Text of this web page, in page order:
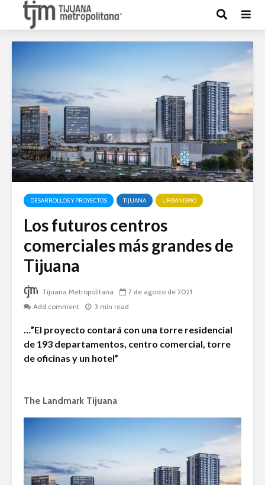
DESARROLLOS Y PROYECTOS TIJUANA URBANISMO
Los futuros centros
comerciales más grandes de
Tijuana
Tijuana Metropolitana
7 de agosto de 2021
Add comment
3 min read
…”El proyecto contará con una torre residencial
de 193 departamentos, centro comercial, torre
de oficinas y un hotel”
The Landmark Tijuana